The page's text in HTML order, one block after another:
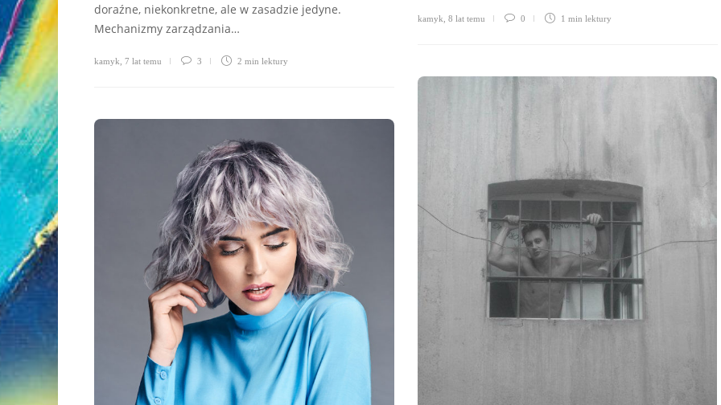
doraźne, niekonkretne, ale w zasadzie jedyne.
Mechanizmy zarządzania…
kamyk 7 lat temu 3 2 min lektury
kamyk 8 lat temu 0 1 min lektury